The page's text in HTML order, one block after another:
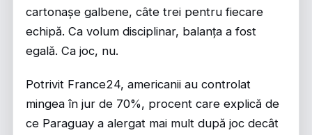
cartonașe galbene, câte trei pentru fiecare
echipă. Ca volum disciplinar, balanța a fost
egală. Ca joc, nu.
Potrivit France24, americanii au controlat
mingea în jur de 70%, procent care explică de
ce Paraguay a alergat mai mult după joc decât